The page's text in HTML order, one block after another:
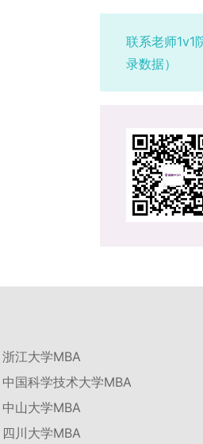
联系老师1v1
录数据）
浙江大学MBA
中国科学技术大学MBA
中山大学MBA
四川大学MBA